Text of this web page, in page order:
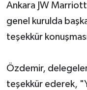
Ankara JW
genel kurulda
teşekkür
Özdemir,
teşekkür ederek,